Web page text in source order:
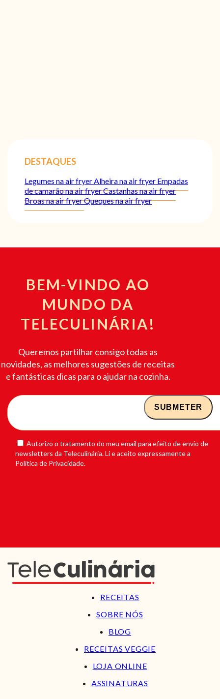
DESTAQUES
Legumes na air fryer Alheira na air fryer Empadas
de camarão na air fryerCastanhas na air fryer
Broas na air fryerQueques na air fryer
BEM-VINDO AO
MUNDO DA
TELECULINÁRIA!
Queremos partilhar consigo todas as
novidades, as melhores sugestões de receitas
e fantásticas dicas para o ajudar na cozinha.
Autorizo o tratamento do meu email para efeito de envio de
newsletters da Teleculinária. Li e aceito expressamente a
Política de Privacidade.
RECEITAS
SOBRE NÓS
BLOG
RECEITAS VEGGIE
LOJA ONLINE
ASSINATURAS